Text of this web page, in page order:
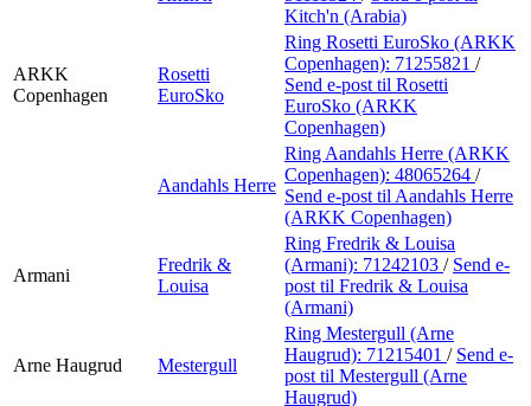
Kitch'n (Arabia)
ARKK
Copenhagen
Rosetti
EuroSko
Ring Rosetti EuroSko (ARKK
Copenhagen): 71255821 /
Send e-post til Rosetti
EuroSko (ARKK
Copenhagen)
Aandahls Herre
Ring Aandahls Herre (ARKK
Copenhagen): 48065264 /
Send e-post til Aandahls Herre
(ARKK Copenhagen)
Armani
Fredrik &
Louisa
Ring Fredrik & Louisa
(Armani): 71242103 / Send e-
post til Fredrik & Louisa
(Armani)
Arne Haugrud Mestergull
Ring Mestergull (Arne
Haugrud): 71215401 / Send e-
post til Mestergull (Arne
Haugrud)